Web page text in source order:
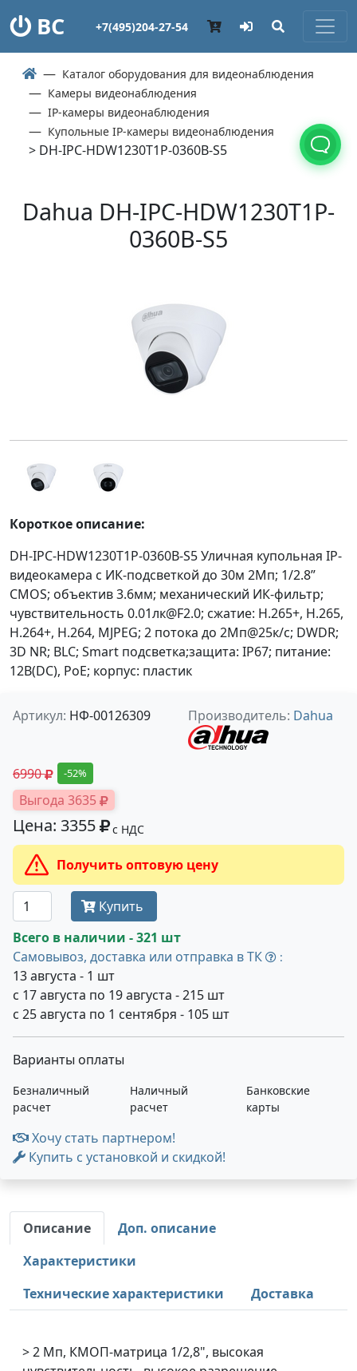
ВС +7(495)204-27-54
Каталог оборудования для видеонаблюдения
Камеры видеонаблюдения
IP-камеры видеонаблюдения
Купольные IP-камеры видеонаблюдения
> DH-IPC-HDW1230T1P-0360B-S5
Dahua DH-IPC-HDW1230T1P-
0360B-S5
Короткое описание:
DH-IPC-HDW1230T1P-0360B-S5 Уличная купольная IP-
видеокамера с ИК-подсветкой до 30м 2Мп; 1/2.8”
CMOS; объектив 3.6мм; механический ИК-фильтр;
чувствительность 0.01лк@F2.0; сжатие: H.265+, H.265,
H.264+, H.264, MJPEG; 2 потока до 2Мп@25к/с; DWDR;
3D NR; BLC; Smart подсветка;защита: IP67; питание:
12В(DC), PoE; корпус: пластик
Артикул: НФ-00126309 Производитель: Dahua
6990 -52%
Выгода 3635
Цена: 3355 с НДС
Получить оптовую цену
Купить
Всего в наличии - 321 шт
Самовывоз, доставка или отправка в ТК
:
13 августа - 1 шт
с 17 августа по 19 августа - 215 шт
с 25 августа по 1 сентября - 105 шт
Варианты оплаты
Безналичный
расчет
Наличный
расчет
Банковские
карты
Хочу стать партнером!
Купить с установкой и скидкой!
Описание
Доп. описание
Характеристики
Технические характеристики
Доставка
> 2 Мп, КМОП-матрица 1/2,8", высокая